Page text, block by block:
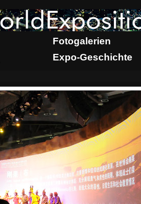
Fotogalerien
Expo-Geschichte